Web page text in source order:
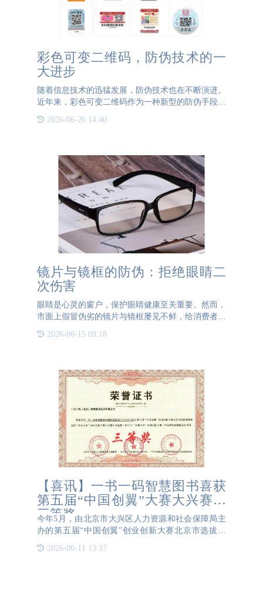
彩色可变二维码，防伪技术的一
大进步
随着信息技术的迅猛发展，防伪技术也在不断演进。
近年来，彩色可变二维码作为一种新型的防伪手段，
收到了广泛关注和应用。相比于传统的防伪技术，彩
色可变二维码具有独特的优势，为企业和消费者提供
2026-06-26 14:40
镜片与镜框的防伪：拒绝眼睛二
次伤害
眼睛是心灵的窗户，保护眼睛健康至关重要。然而，
市面上假冒伪劣的镜片与镜框屡见不鲜，给消费者的
眼睛带来了极大的潜在伤害。为了拒绝眼睛的二次伤
害，镜片与镜框的防伪显得尤为重要。 以镜片为
2026-06-15 09:18
【喜讯】一书一码智慧图书喜获
第五届“中国创翼”大赛大兴赛区
三等奖
今年5月，由北京市大兴区人力资源和社会保障局主
办的第五届“中国创翼”创业创新大赛北京市选拔赛
——暨第五届“创业北京”创业创新大赛大兴赛区比赛
隆重开赛，我公司的《一书一码智慧图书在线赋码管
2026-06-11 13:37